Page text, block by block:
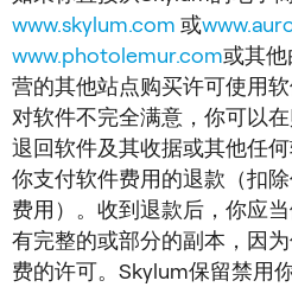
www.skylum.com 或
www.photolemur.com或其他
营的其他站点购买许可使用
对软件不完全满意，你可以
退回软件及其收据或其他任
你支付软件费用的退款（扣
费用）。收到退款后，你应
有完整的或部分的副本，因
费的许可。Skylum保留禁用